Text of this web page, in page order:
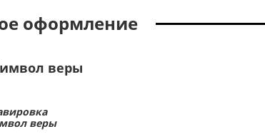
оформление
веры
веры